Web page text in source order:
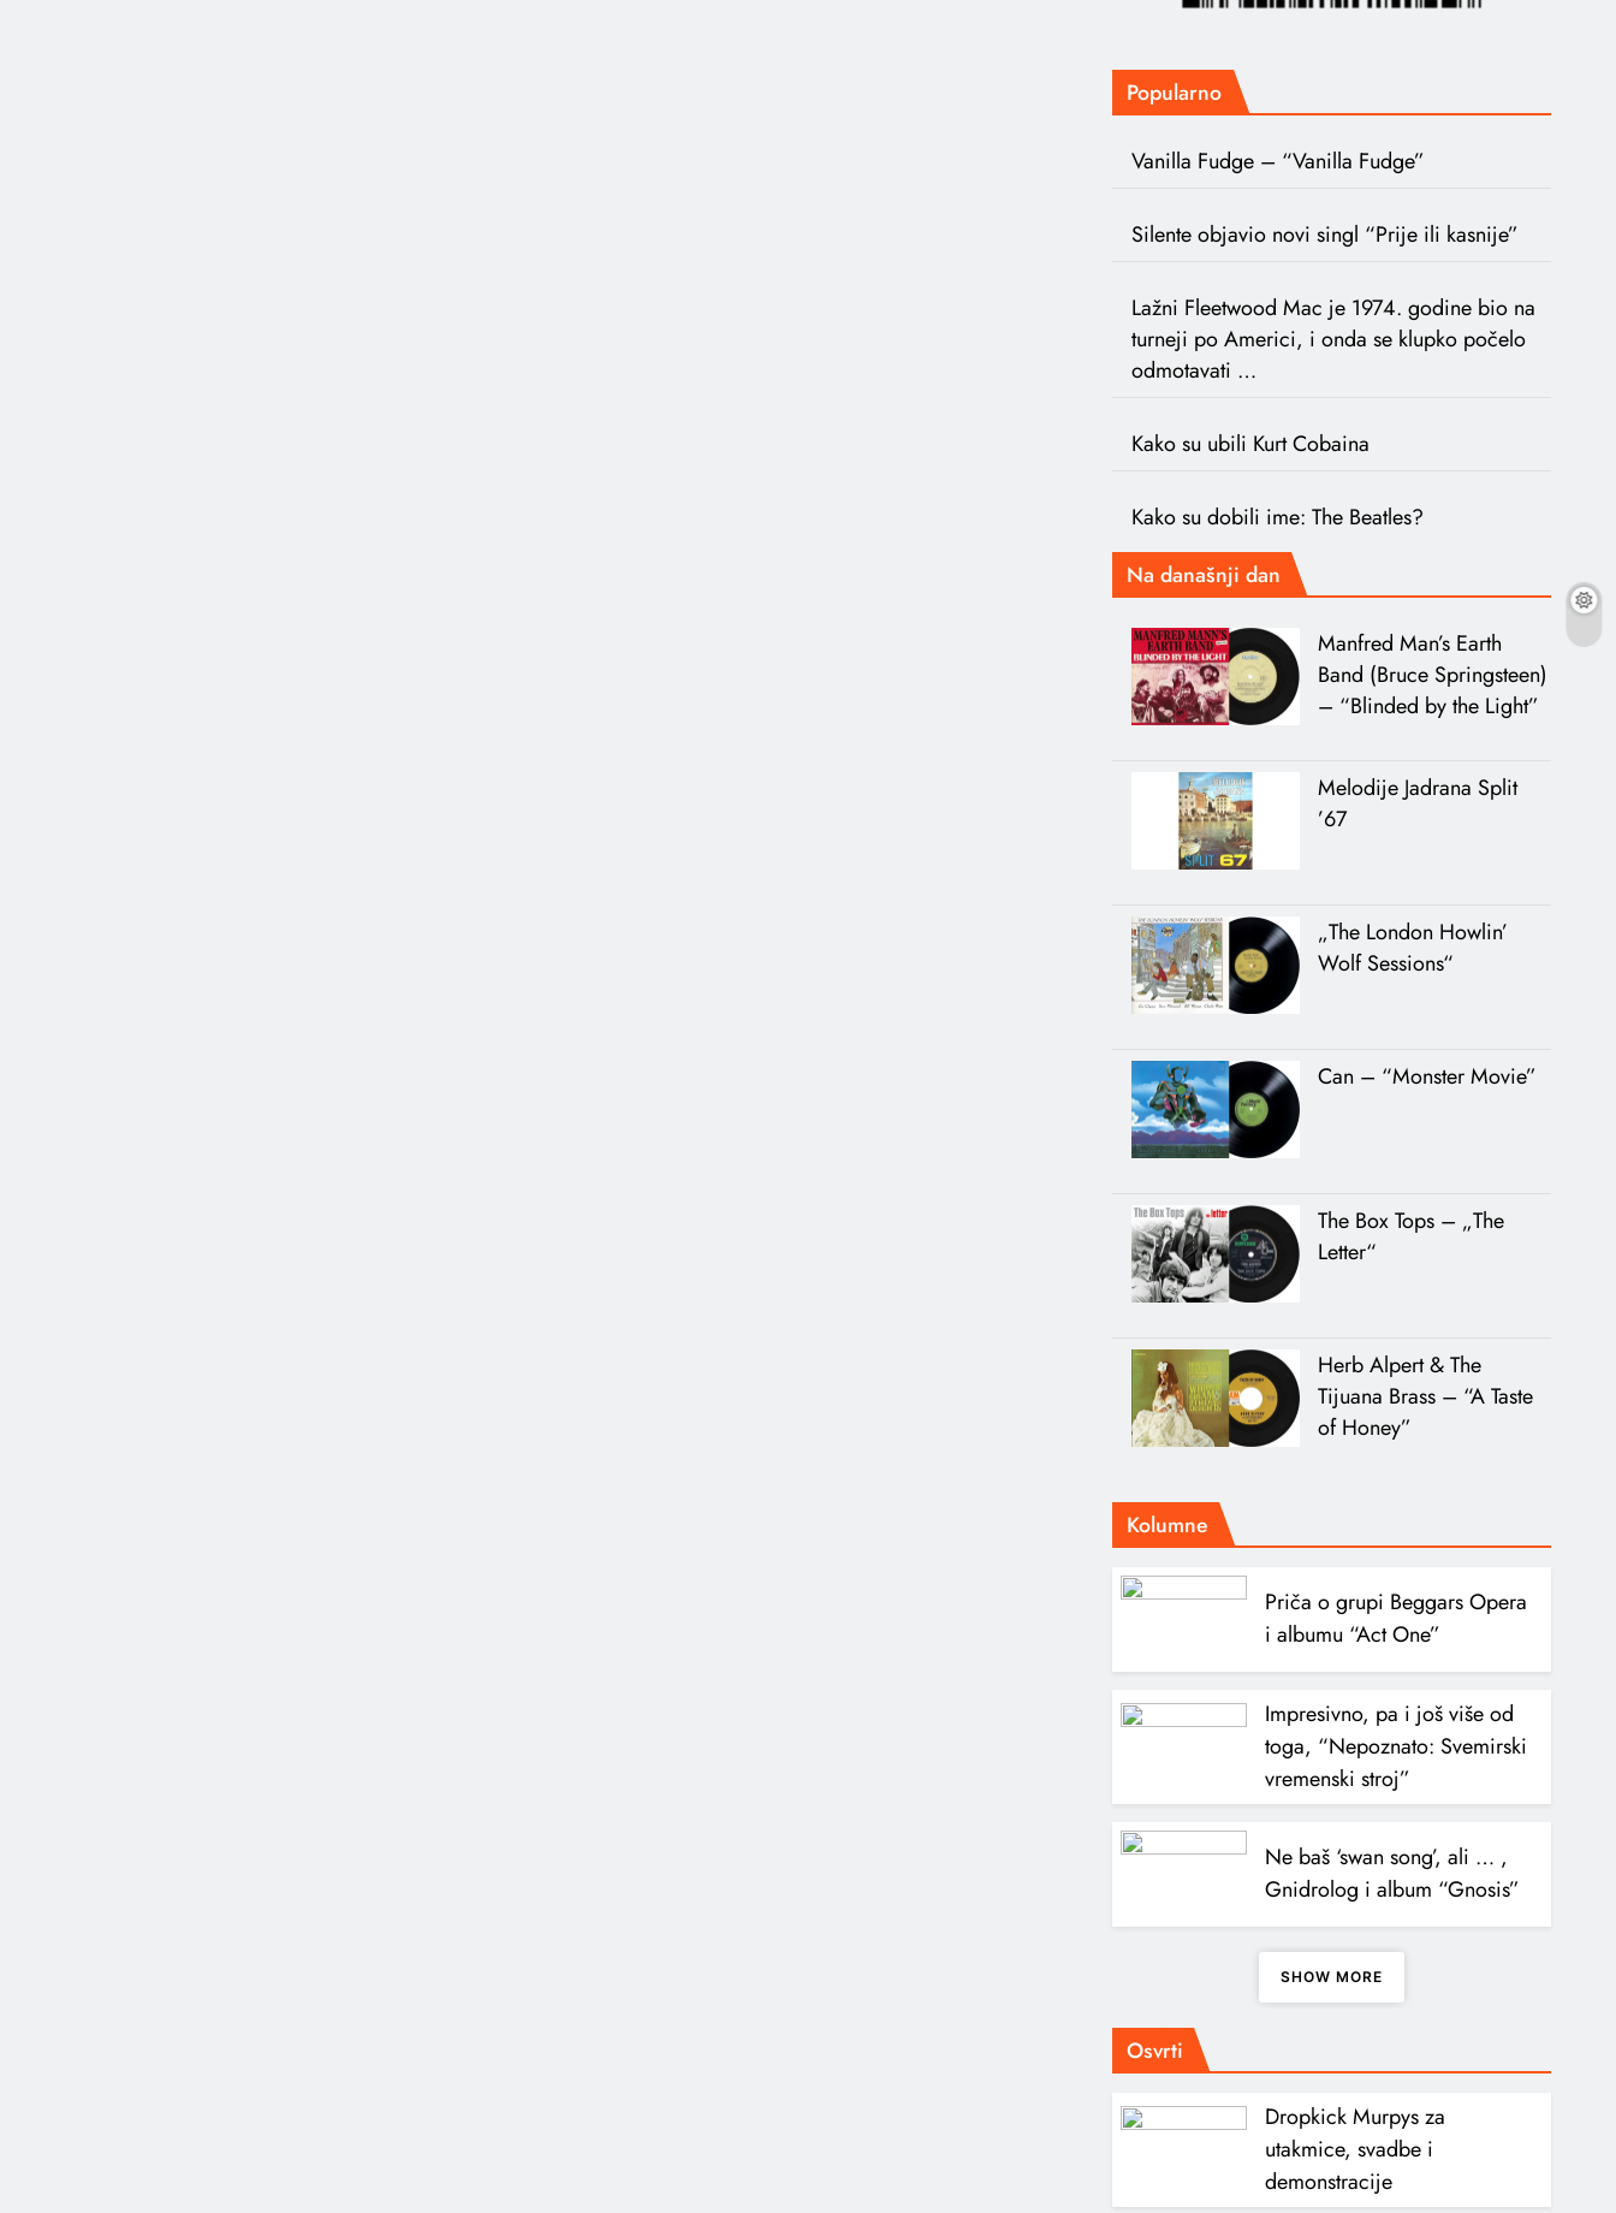
Popularno
Vanilla Fudge – “Vanilla Fudge”
Silente objavio novi singl “Prije ili kasnije”
Lažni Fleetwood Mac je 1974. godine bio na
turneji po Americi, i onda se klupko počelo
odmotavati …
Kako su ubili Kurt Cobaina
Kako su dobili ime: The Beatles?
Na današnji dan
Manfred Man’s Earth
Band (Bruce Springsteen)
– “Blinded by the Light”
Melodije Jadrana Split
’67
„The London Howlin’
Wolf Sessions“
Can – “Monster Movie”
The Box Tops – „The
Letter“
Herb Alpert & The
Tijuana Brass – “A Taste
of Honey”
Kolumne
Priča o grupi Beggars Opera
i albumu “Act One”
Impresivno, pa i još više od
toga, “Nepoznato: Svemirski
vremenski stroj”
Ne baš ‘swan song’, ali … ,
Gnidrolog i album “Gnosis”
SHOW MORE
Osvrti
Dropkick Murpys za
utakmice, svadbe i
demonstracije